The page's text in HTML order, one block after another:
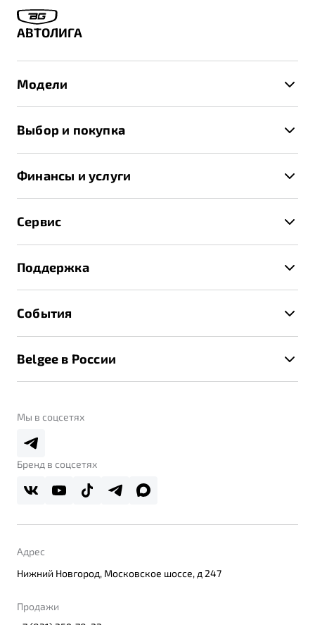
АВТОЛИГА
Модели
X70
Выбор и покупка
Записаться на тест-драйв
Получить предложение
Финансы и услуги
Страхование
Расчет КАСКО
Сервис
Техническое обслуживание
Калькулятор ТО
Поддержка
Помощь на дорогах
Belgee Линк
Belgee Плюс
Реферальная программа
События
Belgee в России
О дилерском центре
Правовая информация
Мы в соцсетях
Бренд в соцсетях
Адрес
Нижний Новгород, Московское шоссе, д 247
Продажи